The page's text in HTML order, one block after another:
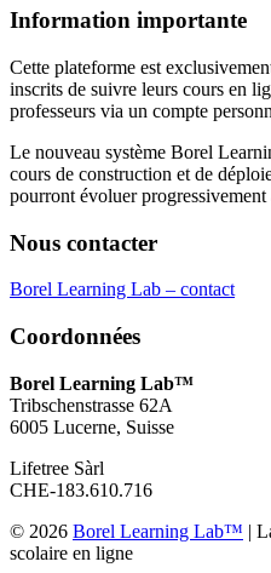
Information importante
Cette plateforme est
inscrits de suivre leurs cours en
professeurs via un compte
Le nouveau système Borel
cours de construction et de
pourront évoluer
Nous contacter
Borel Learning Lab – contact
Coordonnées
Borel Learning Lab™
Tribschenstrasse 62A
6005 Lucerne, Suisse
Lifetree Sàrl
CHE-183.610.716
© 2026 Borel Learning Lab™ |
scolaire en ligne